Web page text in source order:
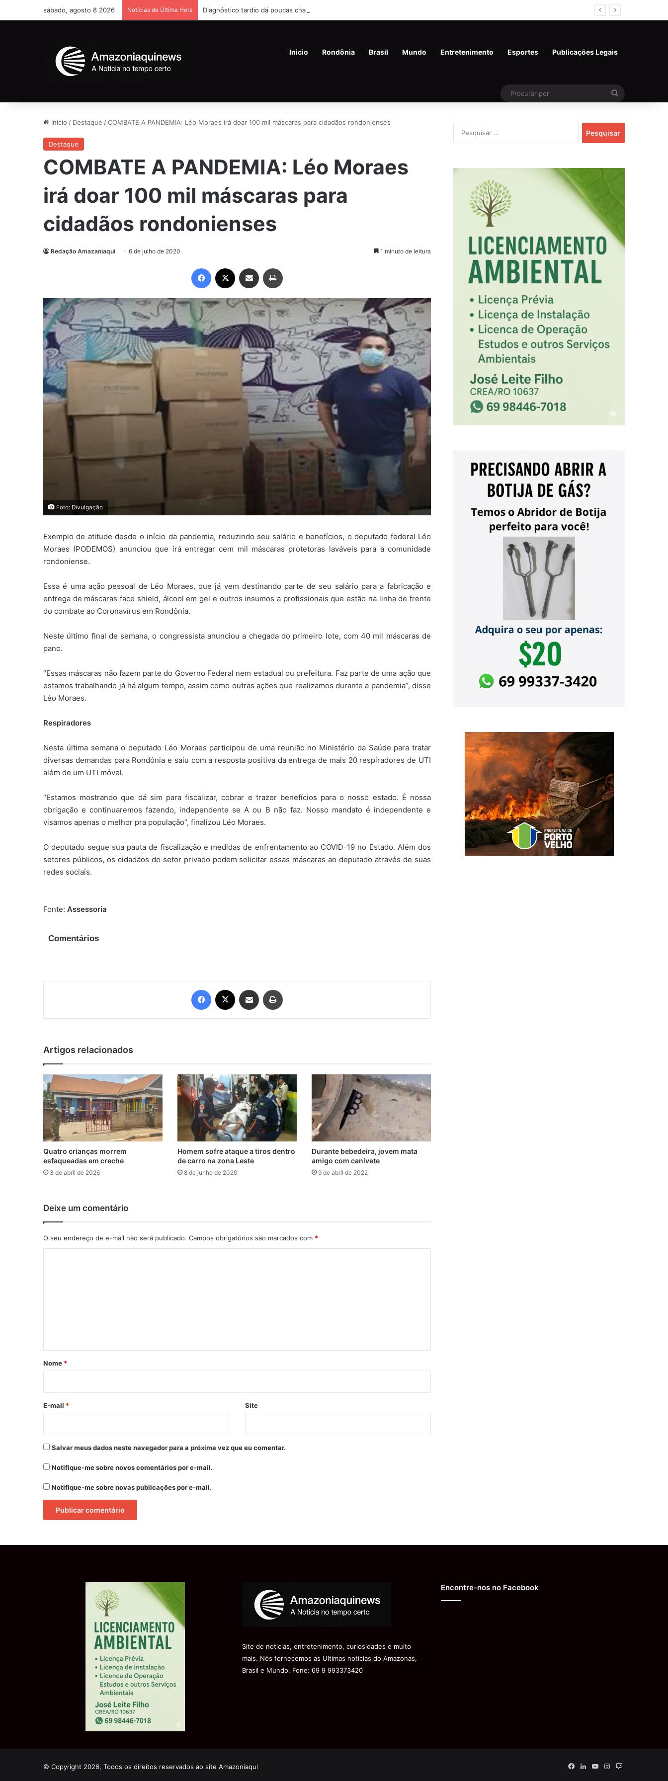
sábado, agosto 8 2026 Notícias de Última Hora Diagnóstico tardio dá poucas chances de cura do câncer de pulmão
Inicio Rondônia Brasil Mundo Entretenimento Esportes Publicações Legais
Procurar
Início / Destaque /COMBATE A PANDEMIA: Léo Moraes irá doar 100 mil máscaras para cidadãos rondonienses
Destaque
COMBATE A PANDEMIA: Léo Moraes
irá doar 100 mil máscaras para
cidadãos rondonienses
Redação Amazaniaqui 6 de julho de 2020 1 minuto de leitura
Facebook Compartilhar via e-mail
Foto: Divulgação
Exemplo de atitude desde o início da pandemia, reduzindo seu salário e benefícios, o deputado federal Léo
Moraes (PODEMOS) anunciou que irá entregar cem mil máscaras protetoras laváveis para a comunidade
rondoniense.
Essa é uma ação pessoal de Léo Moraes, que já vem destinando parte de seu salário para a fabricação e
entrega de máscaras face shield, álcool em gel e outros insumos a profissionais que estão na linha de frente
do combate ao Coronavírus em Rondônia.
Neste último final de semana, o congressista anunciou a chegada do primeiro lote, com 40 mil máscaras de
pano.
“Essas máscaras não fazem parte do Governo Federal nem estadual ou prefeitura. Faz parte de uma ação que
estamos trabalhando já há algum tempo, assim como outras ações que realizamos durante a pandemia”, disse
Léo Moraes.
Respiradores
Nesta última semana o deputado Léo Moraes participou de uma reunião no Ministério da Saúde para tratar
diversas demandas para Rondônia e saiu com a resposta positiva da entrega de mais 20 respiradores de UTI
além de um UTI móvel.
“Estamos mostrando que dá sim para fiscalizar, cobrar e trazer benefícios para o nosso estado. É nossa
obrigação e continuaremos fazendo, independente se A ou B não faz. Nosso mandato é independente e
visamos apenas o melhor pra população”, finalizou Léo Moraes.
O deputado segue sua pauta de fiscalização e medidas de enfrentamento ao COVID-19 no Estado. Além dos
setores públicos, os cidadãos do setor privado podem solicitar essas máscaras ao deputado através de suas
redes sociais.
Fonte: Assessoria
Comentários
Facebook Compartilhar via e-mail
Artigos relacionados
Quatro crianças morrem
esfaqueadas em creche
3 de abril de 2026
Homem sofre ataque a tiros dentro
de carro na zona Leste
8 de junho de 2020
Durante bebedeira, jovem mata
amigo com canivete
9 de abril de 2022
Deixe um comentário
O seu endereço de e-mail não será publicado. Campos obrigatórios são marcados com *
r
*
Nome *
E-mail * Site
Salvar meus dados neste navegador para a próxima vez que eu comentar.
Notifique-me sobre novos comentários por e-mail.
Notifique-me sobre novas publicações por e-mail.
por:
Site de noticias, entretenimento, curiosidades e muito
mais. Nós fornecemos as Ultimas noticias do Amazonas,
Brasil e Mundo. Fone: 69 9 993373420
Encontre-nos no Facebook
© Copyright 2026, Todos os direitos reservados ao site Amazoniaqui Facebook
LinkedinYouTubeInstagram
Twitch